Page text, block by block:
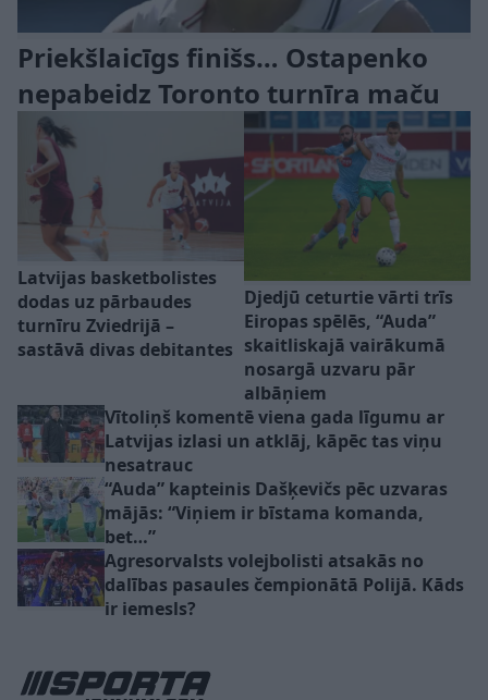
Priekšlaicīgs finišs… Ostapenko
nepabeidz Toronto turnīra maču
Latvijas basketbolistes
dodas uz pārbaudes
turnīru Zviedrijā –
sastāvā divas debitantes
Djedjū ceturtie vārti trīs
Eiropas spēlēs, “Auda”
skaitliskajā vairākumā
nosargā uzvaru pār
albāņiem
Vītoliņš komentē viena gada līgumu ar
Latvijas izlasi un atklāj, kāpēc tas viņu
nesatrauc
“Auda” kapteinis Dašķevičs pēc uzvaras
mājās: “Viņiem ir bīstama komanda,
bet…”
Agresorvalsts volejbolisti atsakās no
dalības pasaules čempionātā Polijā. Kāds
ir iemesls?